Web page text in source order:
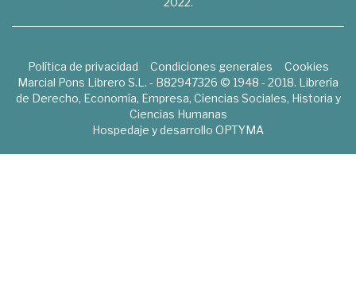
Política de privacidad Condiciones generales
Cookies
Marcial Pons Librero S.L. - B82947326 © 1948 - 2018. Librería
de Derecho, Economía, Empresa, Ciencias Sociales, Historia y
Ciencias Humanas
Hospedaje y desarrollo OPTYMA